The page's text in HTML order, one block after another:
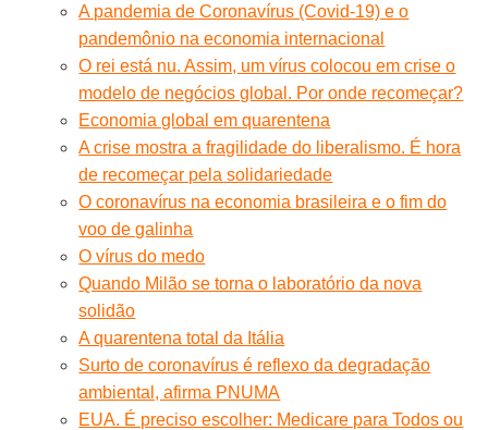
A pandemia de Coronavírus (Covid-19) e o
pandemônio na economia internacional
O rei está nu. Assim, um vírus colocou em crise o
modelo de negócios global. Por onde recomeçar?
Economia global em quarentena
A crise mostra a fragilidade do liberalismo. É hora
de recomeçar pela solidariedade
O coronavírus na economia brasileira e o fim do
voo de galinha
O vírus do medo
Quando Milão se torna o laboratório da nova
solidão
A quarentena total da Itália
Surto de coronavírus é reflexo da degradação
ambiental, afirma PNUMA
EUA. É preciso escolher: Medicare para Todos ou